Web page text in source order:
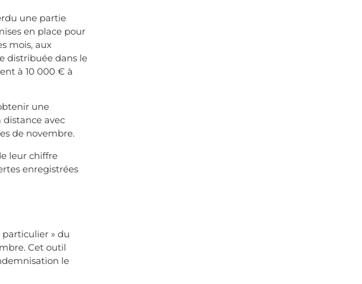
une partie
en place pour
mois, aux
distribuée dans le
à 10 000 € à
une
distance avec
de novembre.
leur chiffre
enregistrées
particulier » du
Cet outil
le